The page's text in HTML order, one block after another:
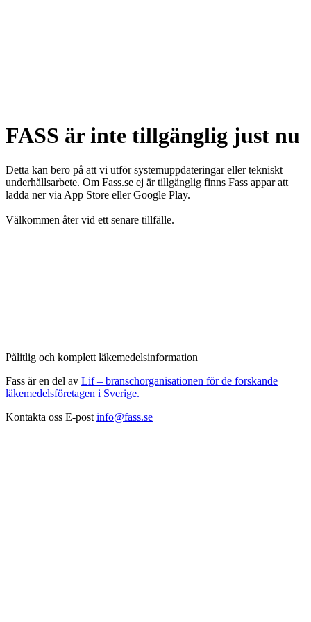
FASS är inte tillgänglig just nu
Detta kan bero på att vi utför systemuppdateringar eller tekniskt
underhållsarbete. Om Fass.se ej är tillgänglig finns Fass appar att
ladda ner via App Store eller Google Play.
Välkommen åter vid ett senare tillfälle.
Pålitlig och komplett läkemedelsinformation
Fass är en del av Lif – branschorganisationen för de forskande
läkemedelsföretagen i Sverige.
Kontakta oss E-post info@fass.se